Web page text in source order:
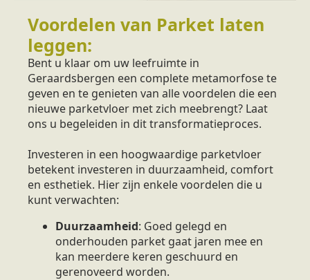
Voordelen van Parket laten
leggen:
Bent u klaar om uw leefruimte in
Geraardsbergen een complete metamorfose te
geven en te genieten van alle voordelen die een
nieuwe parketvloer met zich meebrengt? Laat
ons u begeleiden in dit transformatieproces.
Investeren in een hoogwaardige parketvloer
betekent investeren in duurzaamheid, comfort
en esthetiek. Hier zijn enkele voordelen die u
kunt verwachten:
Duurzaamheid: Goed gelegd en
onderhouden parket gaat jaren mee en
kan meerdere keren geschuurd en
gerenoveerd worden.